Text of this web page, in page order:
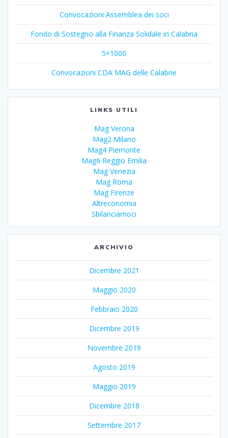
Convocazioni Assemblea dei soci
Fondo di Sostegno alla Finanza Solidale in Calabria
5×1000
Convocazioni CDA MAG delle Calabrie
LINKS UTILI
Mag Verona
Mag2 Milano
Mag4 Piemonte
Mag6 Reggio Emilia
Mag Venezia
Mag Roma
Mag Firenze
Altreconomia
Sbilanciamoci
ARCHIVIO
Dicembre 2021
Maggio 2020
Febbraio 2020
Dicembre 2019
Novembre 2019
Agosto 2019
Maggio 2019
Dicembre 2018
Settembre 2017